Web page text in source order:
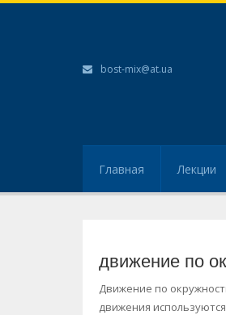
bost-mix@at.ua
Главная Лекции
движение по
Движение по
движения